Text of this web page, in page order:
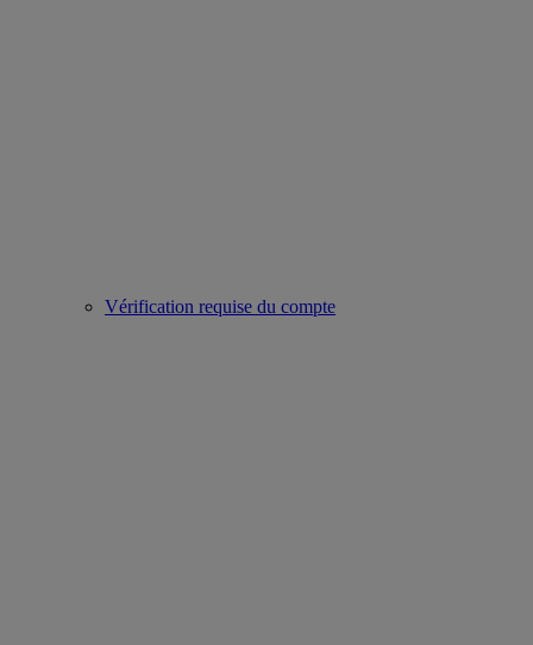
Vérification requise du compte